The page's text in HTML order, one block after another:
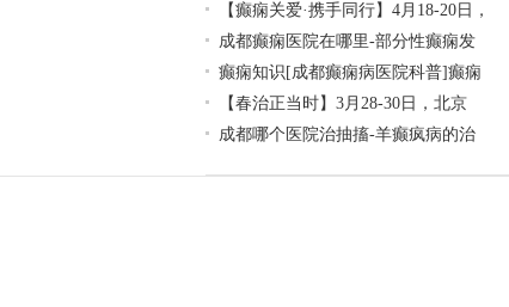
【癫痫关爱·携手同行】4月18-20日，
成都癫痫医院在哪里-部分性癫痫发
癫痫知识[成都癫痫病医院科普]癫痫
【春治正当时】‌3月28-30日，北京
成都哪个医院治抽搐-羊癫疯病的治